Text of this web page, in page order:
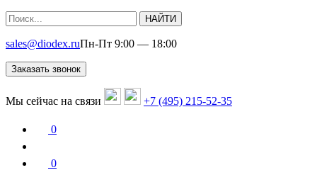
НАЙТИ
sales@diodex.ruПн-Пт 9:00 — 18:00
Заказать звонок
Мы сейчас на связи +7 (495) 215-52-35
0
0